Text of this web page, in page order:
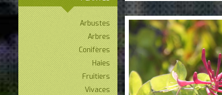
Arbustes
Arbres
Conifères
Haies
Fruitiers
Vivaces